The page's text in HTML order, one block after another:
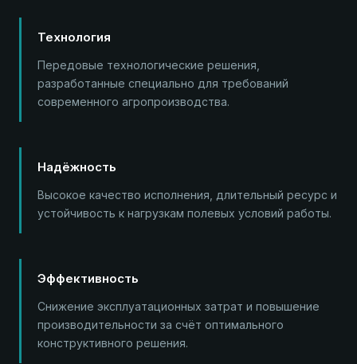
Технология
Передовые технологические решения,
разработанные специально для требований
современного агропроизводства.
Надёжность
Высокое качество исполнения, длительный ресурс и
устойчивость к нагрузкам полевых условий работы.
Эффективность
Снижение эксплуатационных затрат и повышение
производительности за счёт оптимального
конструктивного решения.